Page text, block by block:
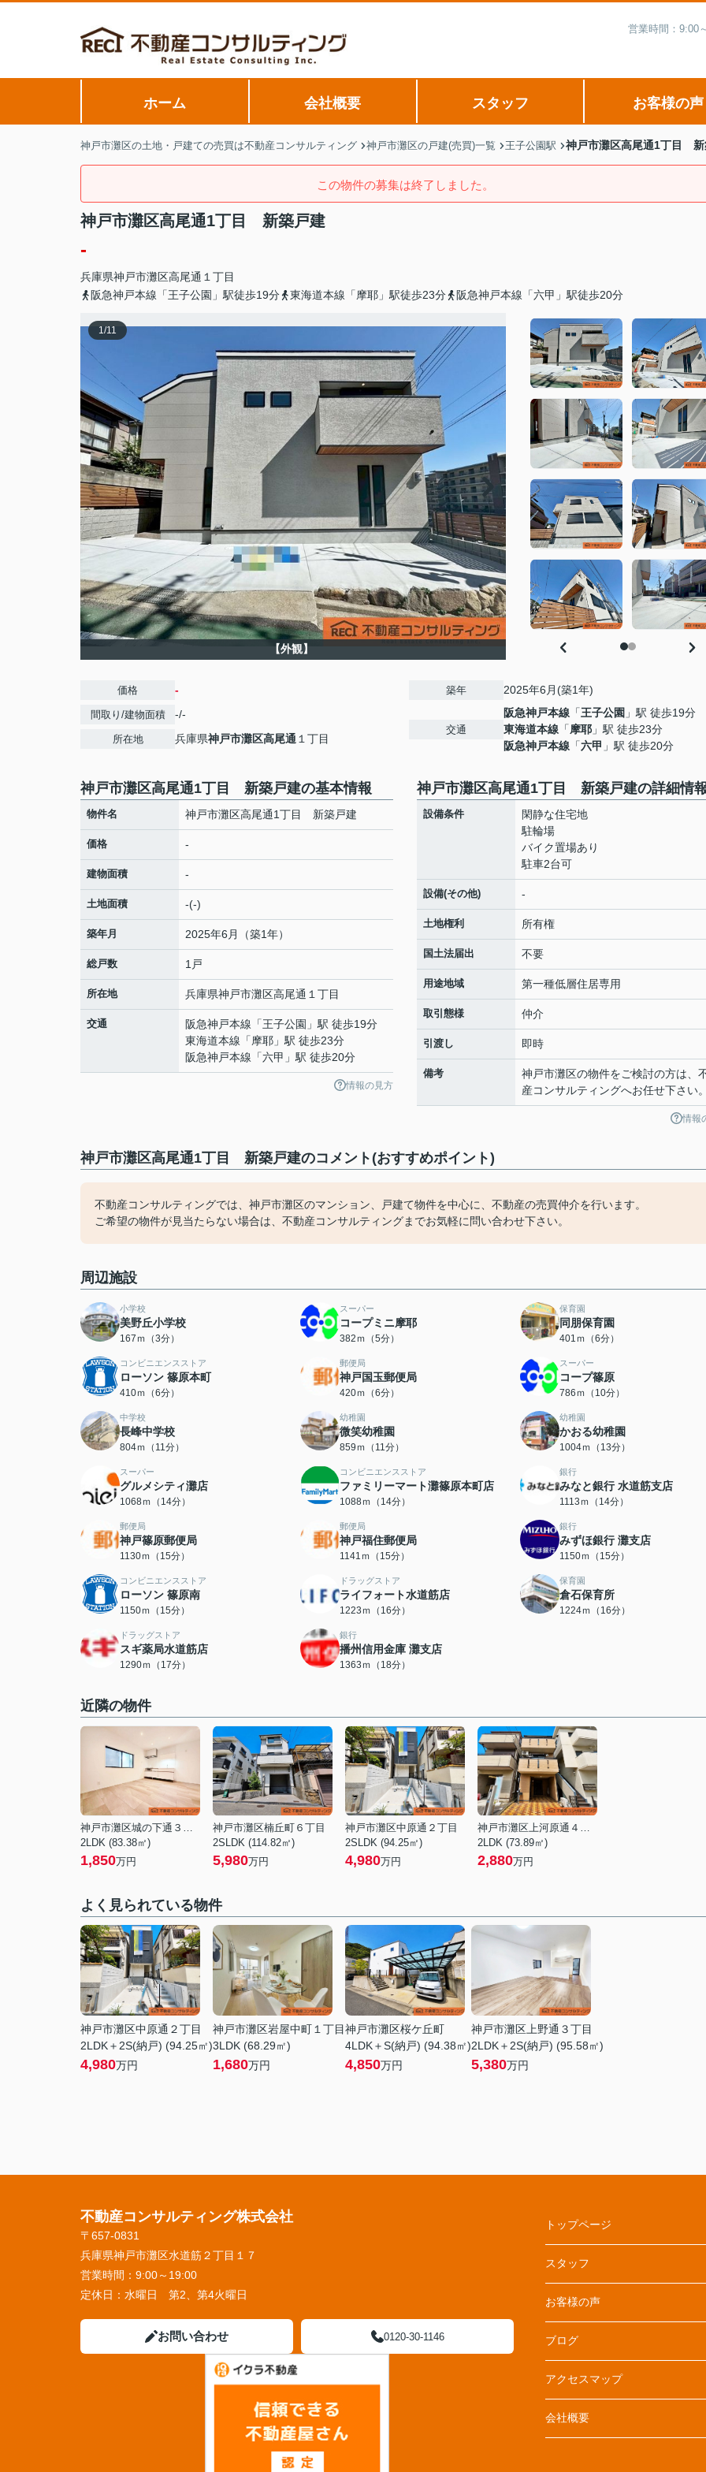
営業時間：
ホーム 会社概要 スタッフ お客様の声
神戸市灘区の土地・戸建ての売買は不動産コンサルティング 神戸市灘区の戸建(売買)一覧 王子公園駅 神戸市灘区高尾通1丁目 新
この物件の募集は終了しました。
神戸市灘区高尾通1丁目 新築戸建
-
兵庫県神戸市灘区高尾通 １丁目
阪急神戸本線「王子公園」駅徒歩19分
東海道本線「摩耶」駅徒歩23分 阪急神戸本線「六甲」駅徒歩20分
1/11
【外観】
価格 -
間取り/建物面積 -/-
所在地 兵庫県神戸市灘区高尾通 １丁目
築年 2025年6月(築1年)
交通
阪急神戸本線 「王子公園 」駅 徒歩19分
東海道本線 「摩耶 」駅 徒歩23分
阪急神戸本線 「六甲 」駅 徒歩20分
神戸市灘区高尾通1丁目 新築戸建の基本情報
物件名 神戸市灘区高尾通1丁目 新築戸建
価格 -
建物面積 -
土地面積 -(-)
築年月 2025年6月（築1年）
総戸数 1戸
所在地 兵庫県神戸市灘区高尾通 １丁目
交通 阪急神戸本線 「王子公園 」駅 徒歩19分
東海道本線 「摩耶 」駅 徒歩23分
阪急神戸本線 「六甲 」駅 徒歩20分
情報の見方
神戸市灘区高尾通1丁目 新築戸建の詳細情
設備条件
閑静な住宅地
駐輪場
バイク置場あり
駐車2台可
設備(その他) -
土地権利 所有権
国土法届出 不要
用途地域 第一種低層住居専用
取引態様 仲介
引渡し 即時
備考
神戸市灘区の物件をご検討の方は、
産コンサルティングへお任せ下さい
情報
神戸市灘区高尾通1丁目 新築戸建のコメント(おすすめポイント)
不動産コンサルティングでは、神戸市灘区のマンション、戸建て物件を中心に、不動産の売買仲介を行います。
ご希望の物件が見当たらない場合は、不動産コンサルティングまでお気軽に問い合わせ下さい。
周辺施設
小学校
美野丘小学校
167ｍ（3分）
スーパー
コープミニ摩耶
382ｍ（5分）
保育園
同朋保育園
401ｍ（6分）
コンビニエンスストア
ローソン 篠原本町
410ｍ（6分）
郵便局
神戸国玉郵便局
420ｍ（6分）
スーパー
コープ篠原
786ｍ（10分）
中学校
長峰中学校
804ｍ（11分）
幼稚園
微笑幼稚園
859ｍ（11分）
幼稚園
かおる幼稚園
1004ｍ（13分）
スーパー
グルメシティ灘店
1068ｍ（14分）
コンビニエンスストア
ファミリーマート灘篠原本町店
1088ｍ（14分）
銀行
みなと銀行 水道筋支店
1113ｍ（14分）
郵便局
神戸篠原郵便局
1130ｍ（15分）
郵便局
神戸福住郵便局
1141ｍ（15分）
銀行
みずほ銀行 灘支店
1150ｍ（15分）
コンビニエンスストア
ローソン 篠原南
1150ｍ（15分）
ドラッグストア
ライフォート水道筋店
1223ｍ（16分）
保育園
倉石保育所
1224ｍ（16分）
ドラッグストア
スギ薬局水道筋店
1290ｍ（17分）
銀行
播州信用金庫 灘支店
1363ｍ（18分）
近隣の物件
神戸市灘区城の下通３丁目
2LDK (83.38㎡)
1,850万円
神戸市灘区楠丘町６丁目
2SLDK (114.82㎡)
5,980万円
神戸市灘区中原通２丁目
2SLDK (94.25㎡)
4,980万円
神戸市灘区上河原通４丁目
2LDK (73.89㎡)
2,880万円
よく見られている物件
神戸市灘区中原通２丁目
2LDK＋2S(納戸) (94.25㎡)
4,980万円
神戸市灘区岩屋中町１丁目
3LDK (68.29㎡)
1,680万円
神戸市灘区桜ケ丘町
4LDK＋S(納戸) (94.38㎡)
4,850万円
神戸市灘区上野通３丁目
2LDK＋2S(納戸) (95.58㎡)
5,380万円
不動産コンサルティング株式会社
〒657-0831
兵庫県神戸市灘区水道筋２丁目１７
営業時間： 9:00～19:00
定休日： 水曜日 第2、第4火曜日
お問い合わせ 0120-30-1146
トップページ
スタッフ
お客様の声
ブログ
アクセスマップ
会社概要